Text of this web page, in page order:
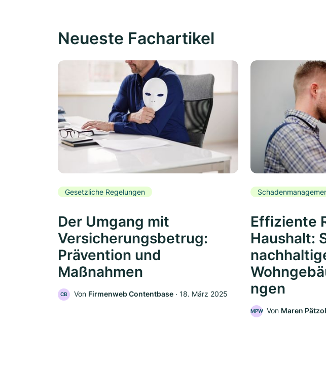
Neueste Fachartikel
Gesetzliche Regelungen
Der Umgang mit
Versicherungsbetrug:
Prävention und
Maßnahmen
CB Von Firmenweb Contentbase ‧ 18. März 2025
Effiziente
Haushalt:
ngen
MPW Von Maren